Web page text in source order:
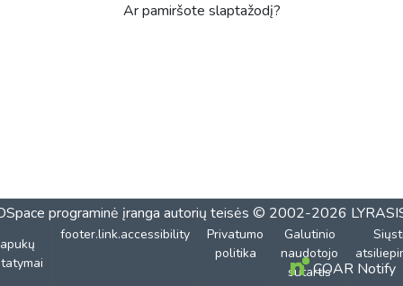
Ar pamiršote slaptažodį?
programinė įranga autorių teisės © 2002-2026
footer.link.accessibility
Privatumo
politika
Galutinio
naudotojo
sutartisCOAR Notify